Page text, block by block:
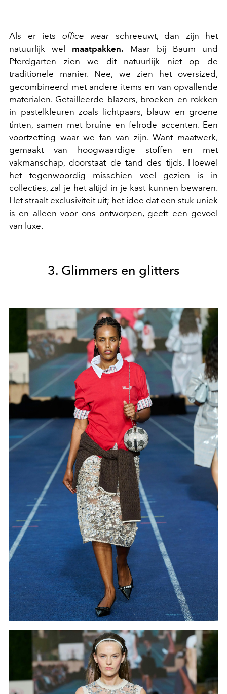
Als er iets office wearschreeuwt, dan zijn het
natuurlijk wel maatpakken. Maar bij
Baum und
Pferdgarten zien we dit natuurlijk niet op de
traditionele manier. Nee, we zien het oversized,
gecombineerd met andere items en van opvallende
materialen. Getailleerde blazers, broeken en rokken
in pastelkleuren zoals lichtpaars, blauw en groene
tinten, samen met bruine en felrode accenten. Een
voortzetting waar we fan van zijn. Want maatwerk,
gemaakt van hoogwaardige stoffen en met
vakmanschap, doorstaat de tand des tijds. Hoewel
het tegenwoordig misschien veel gezien is in
collecties, zal je het altijd in je kast kunnen bewaren.
Het straalt exclusiviteit uit; het idee dat een stuk uniek
is en alleen voor ons ontworpen, geeft een gevoel
van luxe.
3. Glimmers en glitters